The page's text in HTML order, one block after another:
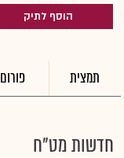
הוסף לתיק
תמצית פורום
חדשות מט"ח